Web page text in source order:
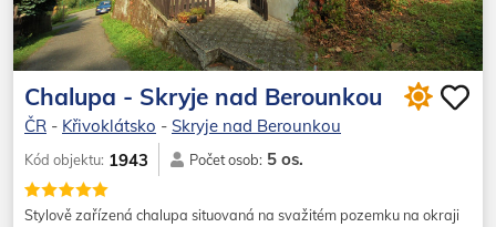
Chalupa - Skryje nad Berounkou
ČR - Křivoklátsko - Skryje nad Berounkou
Kód objektu: 1943 Počet osob: 5 os.
Stylově zařízená chalupa situovaná na svažitém pozemku na okraji